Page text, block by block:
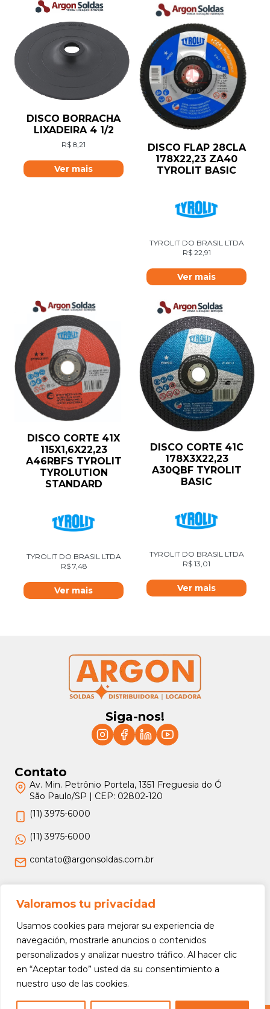
Valoramos tu privacidad
Usamos cookies para mejorar su experiencia de
navegación, mostrarle anuncios o contenidos
personalizados y analizar nuestro tráfico. Al hacer clic
en “Aceptar todo” usted da su consentimiento a
nuestro uso de las cookies.
DISCO BORRACHA
LIXADEIRA 4 1/2
R$ 8,21
Ver mais
DISCO FLAP 28CLA
178X22,23 ZA40
TYROLIT BASIC
TYROLIT DO BRASIL LTDA
R$22,91
Ver mais
DISCO CORTE 41X
115X1,6X22,23
A46RBFS TYROLIT
TYROLUTION
STANDARD
TYROLIT DO BRASIL LTDA
R$7,48
Ver mais
DISCO CORTE 41C
178X3X22,23
A30QBF TYROLIT
BASIC
TYROLIT DO BRASIL LTDA
R$ 13,01
Ver mais
Siga-nos!
Contato
Av. Min. Petrônio Portela, 1351 Freguesia do Ó
São Paulo/SP | CEP: 02802-120
(11) 3975-6000
(11) 3975-6000
contato@argonsoldas.com.br
Jurídico
Termos e Condições
Política de Privacidade
Política de Devolução e Reembolso